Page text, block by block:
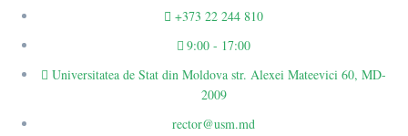
+373 22 244 810
9:00 - 17:00
Universitatea de Stat din Moldova str. Alexei Mateevici 60, MD-
2009
rector@usm.md